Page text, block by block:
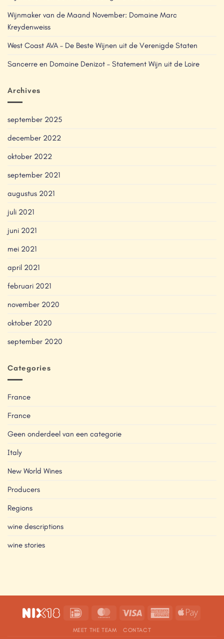
Wijnmaker van de Maand November: Domaine Marc
Kreydenweiss
West Coast AVA – De Beste Wijnen uit de Verenigde Staten
Sancerre en Domaine Denizot – Statement Wijn uit de Loire
Archives
september 2025
december 2022
oktober 2022
september 2021
augustus 2021
juli 2021
juni 2021
mei 2021
april 2021
februari 2021
november 2020
oktober 2020
september 2020
Categories
France
France
Geen onderdeel van een categorie
Italy
New World Wines
Producers
Regions
wine descriptions
wine stories
IDeal MasterCardVisa
AmericanApple
MEET THE TEAM CONTACT